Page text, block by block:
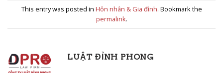
This entry was posted in Hôn nhân & Gia đình. Bookmark the
permalink.
LUẬT ĐỈNH PHONG